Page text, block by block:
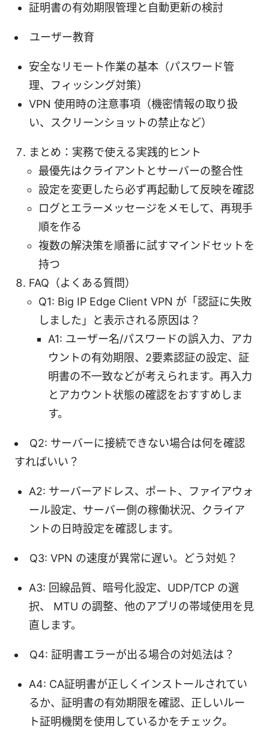
証明書の有効期限管理と自動更新の検討
ユーザー教育
安全なリモート作業の基本（パスワード管
理、フィッシング対策）
VPN 使用時の注意事項（機密情報の取り扱
い、スクリーンショットの禁止など）
まとめ：実務で使える実践的ヒント
最優先はクライアントとサーバーの整合性
設定を変更したら必ず再起動して反映を確認
ログとエラーメッセージをメモして、再現手
順を作る
複数の解決策を順番に試すマインドセットを
持つ
FAQ（よくある質問）
Q1: Big IP Edge Client VPN が「認証に失敗
しました」と表示される原因は？
A1: ユーザー名/パスワードの誤入力、アカ
ウントの有効期限、2要素認証の設定、証
明書の不一致などが考えられます。再入力
とアカウント状態の確認をおすすめしま
す。
Q2: サーバーに接続できない場合は何を確認
すればいい？
A2: サーバーアドレス、ポート、ファイアウォ
ール設定、サーバー側の稼働状況、クライア
ントの日時設定を確認します。
Q3: VPN の速度が異常に遅い。どう対処？
A3: 回線品質、暗号化設定、UDP/TCP の選
択、 MTU の調整、他のアプリの帯域使用を見
直します。
Q4: 証明書エラーが出る場合の対処法は？
A4: CA証明書が正しくインストールされてい
るか、証明書の有効期限を確認、正しいルー
ト証明機関を使用しているかをチェック。